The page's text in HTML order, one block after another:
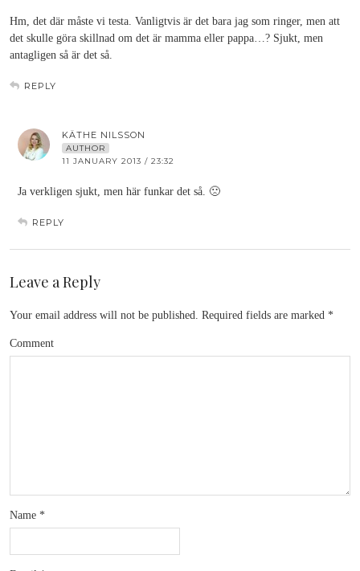
Hm, det där måste vi testa. Vanligtvis är det bara jag som ringer, men att
det skulle göra skillnad om det är mamma eller pappa…? Sjukt, men
antagligen så är det så.
REPLY
KÄTHE NILSSON
AUTHOR
11 JANUARY 2013 / 23:32
Ja verkligen sjukt, men här funkar det så. 🙁
REPLY
Leave a Reply
Your email address will not be published. Required fields are marked *
Comment
Name *